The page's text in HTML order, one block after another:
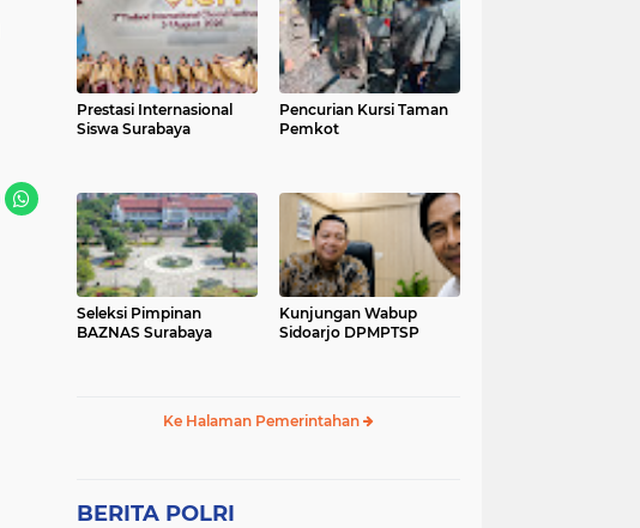
Prestasi Internasional
Siswa Surabaya
Pencurian Kursi Taman
Pemkot
Seleksi Pimpinan
BAZNAS Surabaya
Kunjungan Wabup
Sidoarjo DPMPTSP
Ke Halaman Pemerintahan
BERITA POLRI